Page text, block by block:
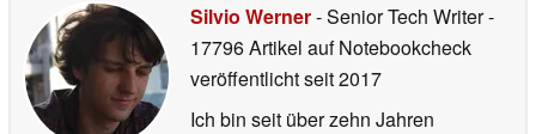
Silvio Werner- Senior Tech Writer-
17796 Artikel auf Notebookcheck
veröffentlichtseit 2017
Ich bin seit über zehn Jahren